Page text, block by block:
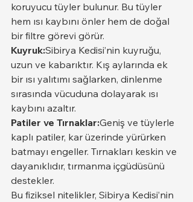
koruyucu tüyler bulunur. Bu tüyler
hem ısı kaybını önler hem de doğal
bir filtre görevi görür.
Kuyruk:Sibirya Kedisi’nin kuyruğu,
uzun ve kabarıktır. Kış aylarında ek
bir ısı yalıtımı sağlarken, dinlenme
sırasında vücuduna dolayarak ısı
kaybını azaltır.
Patiler ve Tırnaklar:Geniş ve tüylerle
kaplı patiler, kar üzerinde yürürken
batmayı engeller. Tırnakları keskin ve
dayanıklıdır, tırmanma içgüdüsünü
destekler.
Bu fiziksel nitelikler, Sibirya Kedisi’nin